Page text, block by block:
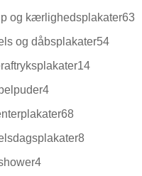
varer
og kærlighedsplakater6363
og dåbsplakater5454
1414
44
varer
6868
varer
88
44